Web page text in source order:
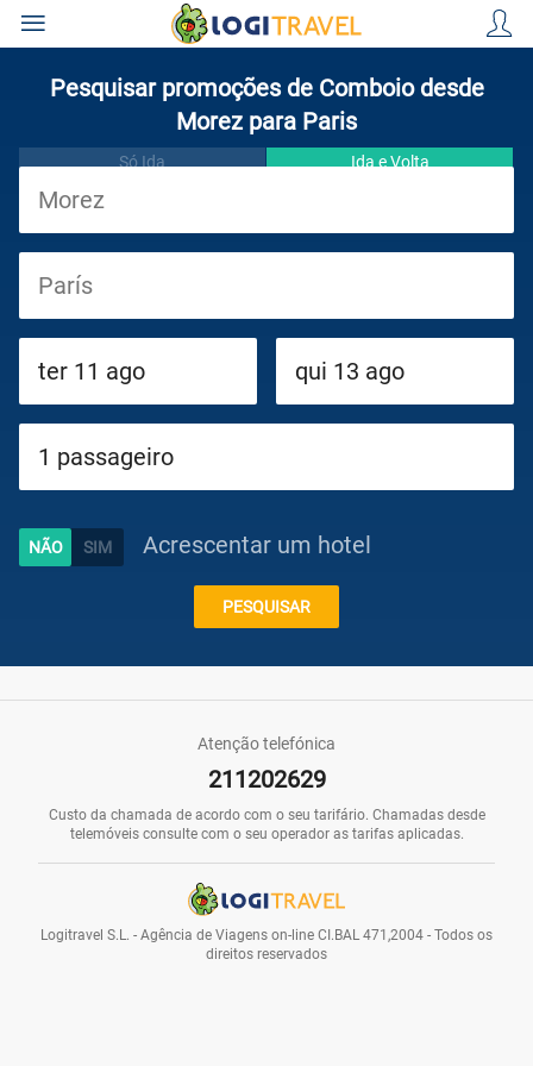
Cruzeiros
Circuitos
Caraíbas
Pesquisar promoções de Comboio desde
Morez para Paris
Só Ida Ida e Volta
Acrescentar um hotel
PESQUISAR
Atenção telefónica
211202629
Custo da chamada de acordo com o seu tarifário. Chamadas desde
telemóveis consulte com o seu operador as tarifas aplicadas.
Logitravel S.L. - Agência de Viagens on-line CI.BAL 471,2004 - Todos os
direitos reservados